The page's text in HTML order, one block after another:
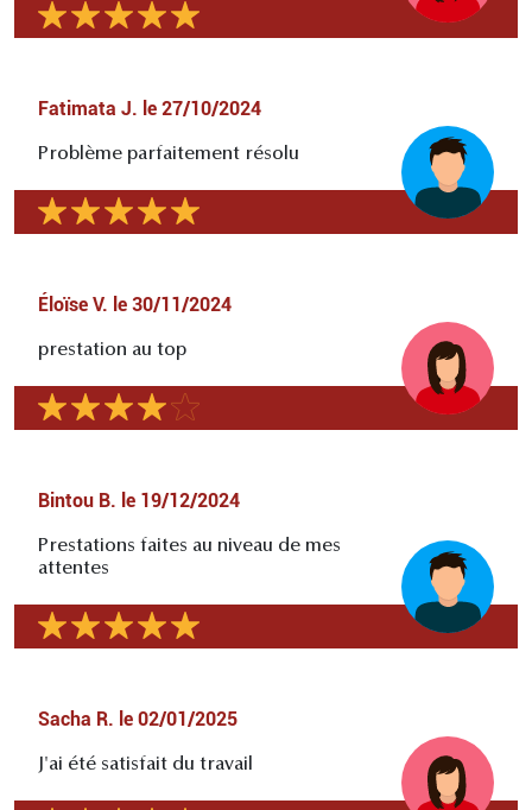
Fatimata J. le 27/10/2024
Problème parfaitement résolu
Éloïse V. le 30/11/2024
prestation au top
Bintou B. le 19/12/2024
Prestations faites au niveau de mes
attentes
Sacha R. le 02/01/2025
J'ai été satisfait du travail